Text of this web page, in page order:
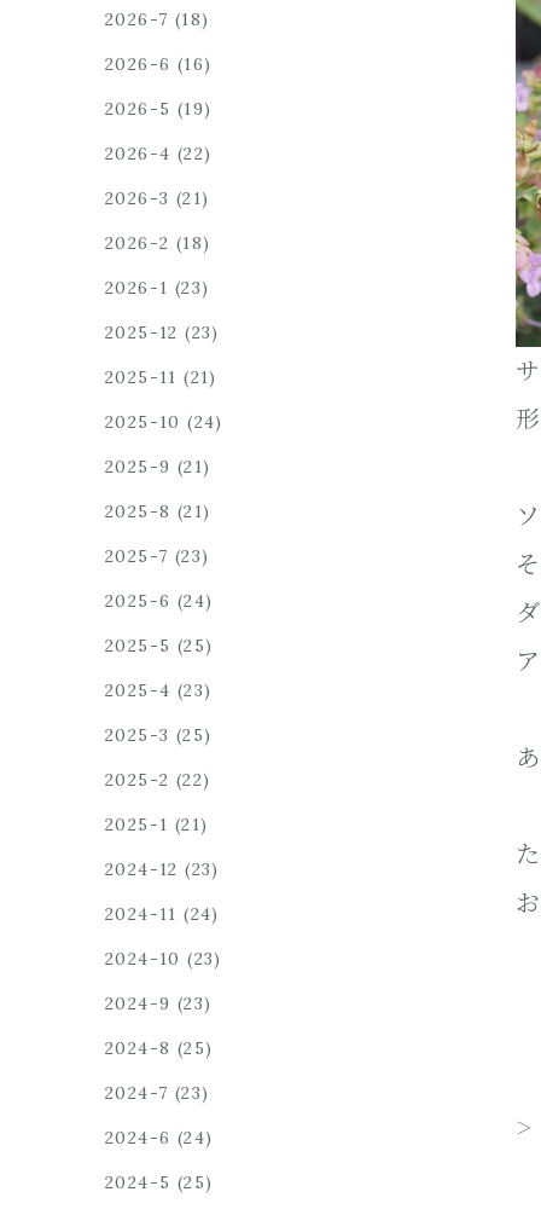
2026-7 (18)
2026-6 (16)
2026-5 (19)
2026-4 (22)
2026-3 (21)
2026-2 (18)
2026-1 (23)
2025-12 (23)
2025-11 (21)
2025-10 (24)
2025-9 (21)
2025-8 (21)
2025-7 (23)
2025-6 (24)
2025-5 (25)
2025-4 (23)
2025-3 (25)
2025-2 (22)
2025-1 (21)
2024-12 (23)
2024-11 (24)
2024-10 (23)
2024-9 (23)
2024-8 (25)
2024-7 (23)
2024-6 (24)
2024-5 (25)